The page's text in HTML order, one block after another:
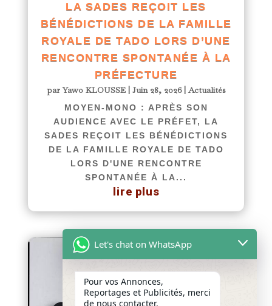
LA SADES REÇOIT LES
BÉNÉDICTIONS DE LA FAMILLE
ROYALE DE TADO LORS D’UNE
RENCONTRE SPONTANÉE À LA
PRÉFECTURE
parYawo KLOUSSE| Juin 28, 2026|Actualités
MOYEN-MONO : APRÈS SON
AUDIENCE AVEC LE PRÉFET, LA
SADES REÇOIT LES BÉNÉDICTIONS
DE LA FAMILLE ROYALE DE TADO
LORS D'UNE RENCONTRE
SPONTANÉE À LA...
lire plus
Let's chat on WhatsApp
Pour vos Annonces,
Reportages et Publicités, merci
de nous contacter.